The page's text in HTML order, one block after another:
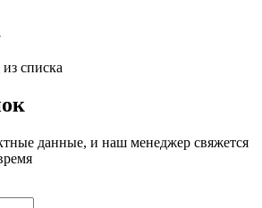
списка
данные, и наш менеджер свяжется